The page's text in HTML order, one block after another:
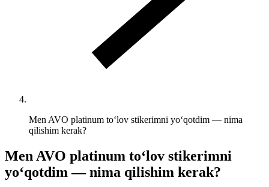
Men AVO platinum toʻlov stikerimni yoʻqotdim — nima
qilishim kerak?
Men AVO platinum toʻlov stikerimni
yoʻqotdim — nima qilishim kerak?